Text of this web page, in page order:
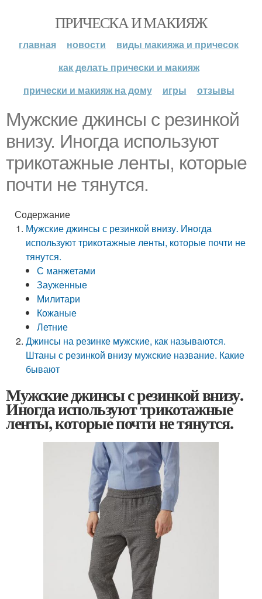
ПРИЧЕСКА И МАКИЯЖ
главная новости
виды макияжа и причесок
как делать прически и макияж
прически и макияж на дому
игры отзывы
Мужские джинсы с резинкой
внизу. Иногда используют
трикотажные ленты, которые
почти не тянутся.
Содержание
Мужские джинсы с резинкой внизу. Иногда
используют трикотажные ленты, которые почти не
тянутся.
С манжетами
Зауженные
Милитари
Кожаные
Летние
Джинсы на резинке мужские, как называются.
Штаны с резинкой внизу мужские название. Какие
бывают
Мужские джинсы с резинкой внизу.
Иногда используют трикотажные
ленты, которые почти не тянутся.